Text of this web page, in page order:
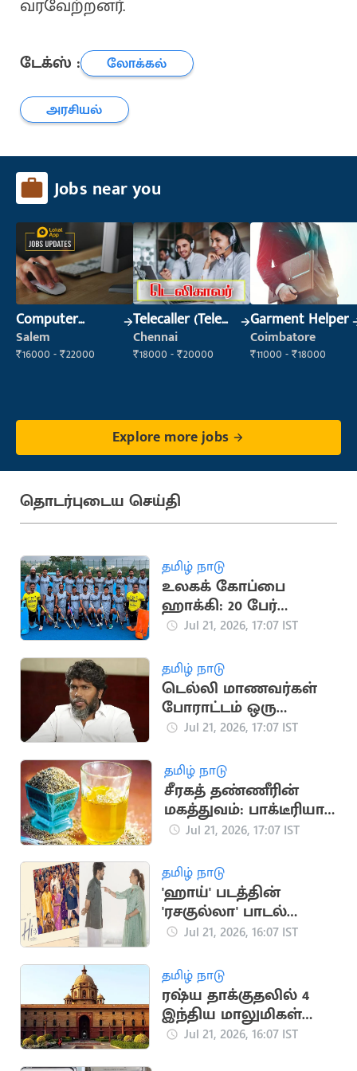
வரவேற்றனர்.
டேக்ஸ் :
லோக்கல்
அரசியல்
Jobs near you
Computer
Operator
Salem
₹16000 - ₹22000
Telecaller (Tele
Sales)
Chennai
₹18000 - ₹20000
Garment Helper
Coimbatore
₹11000 - ₹18000
Explore more jobs
தொடர்புடைய செய்தி
தமிழ் நாடு
உலகக் கோப்பை
ஹாக்கி: 20 பேர்
கொண்ட இந்திய
Jul 21, 2026, 17:07 IST
தமிழ் நாடு
டெல்லி மாணவர்கள்
போராட்டம் ஒரு
தலைமுறையின்
பா.ரஞ்சித்
Jul 21, 2026, 17:07 IST
தமிழ் நாடு
சீரகத் தண்ணீரின்
மகத்துவம்: பாக்டீரியா
தொற்று முதல் இதய
Jul 21, 2026, 17:07 IST
தமிழ் நாடு
'ஹாய்' படத்தின்
'ரசகுல்லா' பாடல்
நாளை வெளியீடு
Jul 21, 2026, 16:07 IST
தமிழ் நாடு
ரஷ்ய தாக்குதலில் 4
இந்திய மாலுமிகள்
பலி: இந்தியா
Jul 21, 2026, 16:07 IST